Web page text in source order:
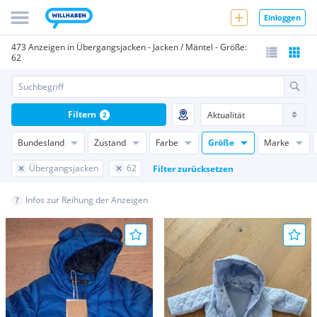
Einloggen
473 Anzeigen in Übergangsjacken - Jacken / Mäntel - Größe:
62
Bundesland Zustand Farbe Größe Marke
Übergangsjacken 62 Filter zurücksetzen
Filtern 2
Infos zur Reihung der Anzeigen